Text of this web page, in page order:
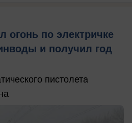
огонь по электричке
и получил год
пистолета